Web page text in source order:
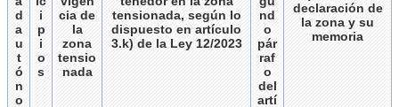
d
a
u
t
ó
n
o
i
p
i
o
s
cia de
la
zona
tensio
nada
tensionada, según lo
dispuesto en artículo
3.k) de la Ley 12/2023
nd
o
pár
raf
o
del
artí
declaración de
la zona y su
memoria